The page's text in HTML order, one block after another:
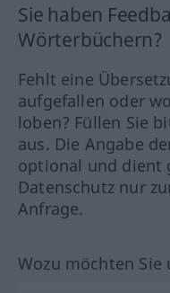
Sie haben
Wörterbüchern?
Fehlt eine
aufgefallen oder
loben? Füllen Sie
aus. Die Angabe
optional und dient
Datenschutz nur
Anfrage.
Wozu möchten Sie